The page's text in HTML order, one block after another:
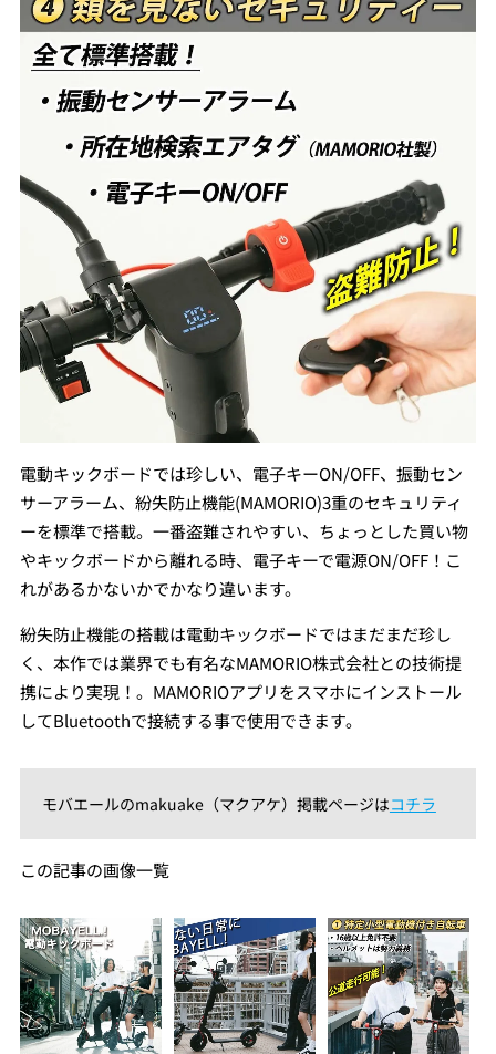
電動キックボードでは珍しい、電子キーON/OFF、振動セン
サーアラーム、紛失防止機能(MAMORIO)3重のセキュリティ
ーを標準で搭載。一番盗難されやすい、ちょっとした買い物
やキックボードから離れる時、電子キーで電源ON/OFF！こ
れがあるかないかでかなり違います。
紛失防止機能の搭載は電動キックボードではまだまだ珍し
く、本作では業界でも有名なMAMORIO株式会社との技術提
携により実現！。MAMORIOアプリをスマホにインストール
してBluetoothで接続する事で使用できます。
モバエールのmakuake（マクアケ）掲載ページはコチラ
この記事の画像一覧